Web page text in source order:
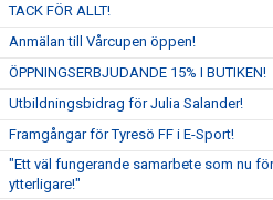
TACK FÖR ALLT!
Anmälan till Vårcupen öppen!
ÖPPNINGSERBJUDANDE 15% I BUTIKEN!
Utbildningsbidrag för Julia Salander!
Framgångar för Tyresö FF i E-Sport!
"Ett väl fungerande samarbete som nu
ytterligare!"